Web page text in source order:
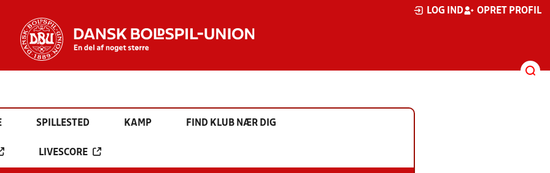
LOG IND OPRET PROFIL
SPILLESTED KAMP FIND KLUB NÆR DIG
LIVESCORE